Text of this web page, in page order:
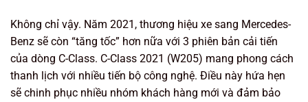
Không chỉ vậy. Năm 2021, thương hiệu xe sang Mercedes-
Benz sẽ còn “tăng tốc” hơn nữa với 3 phiên bản cải tiến
của dòng C-Class. C-Class 2021 (W205) mang phong cách
thanh lịch với nhiều tiến bộ công nghệ. Điều này hứa hẹn
sẽ chinh phục nhiều nhóm khách hàng mới và đảm bảo